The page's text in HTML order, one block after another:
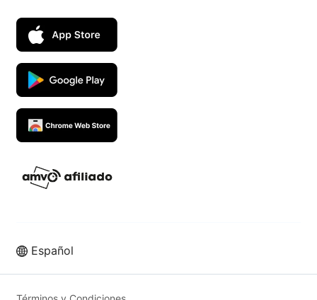
Vende más en los mejores
Español